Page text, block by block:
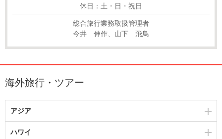
休日：土・日・祝日
総合旅行業務取扱管理者
今井 伸作、山下 飛鳥
海外旅行・ツアー
アジア
ハワイ